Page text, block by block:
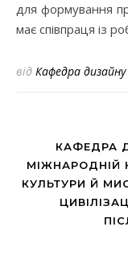
для формування
має співпраця із
від Кафедра
КАФЕДРА
МІЖНАРОДНІЙ
КУЛЬТУРИ Й